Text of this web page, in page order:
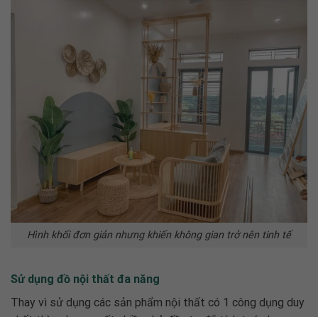
Hình khối đơn giản nhưng khiến không gian trở nên tinh tế
Sử dụng đồ nội thất đa năng
Thay vì sử dụng các sản phẩm nội thất có 1 công dụng duy